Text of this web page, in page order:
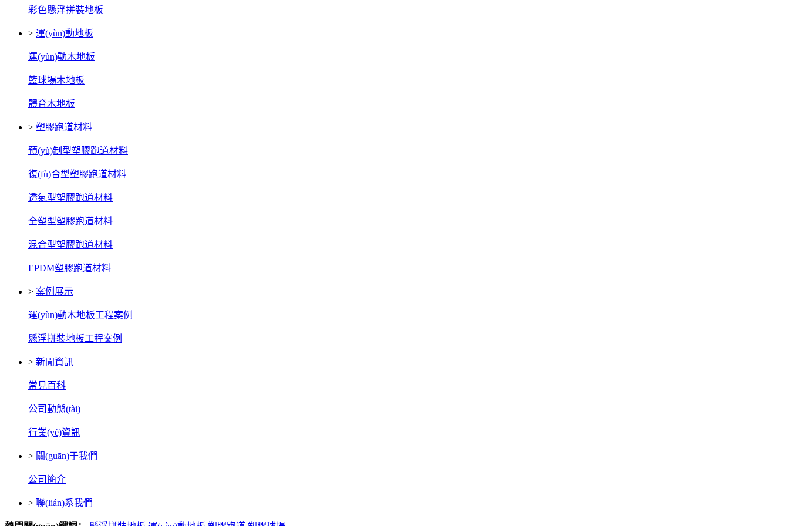
彩色懸浮拼裝地板
> 運(yùn)動地板
運(yùn)動木地板
籃球場木地板
體育木地板
> 塑膠跑道材料
預(yù)制型塑膠跑道材料
復(fù)合型塑膠跑道材料
透氣型塑膠跑道材料
全塑型塑膠跑道材料
混合型塑膠跑道材料
EPDM塑膠跑道材料
> 案例展示
運(yùn)動木地板工程案例
懸浮拼裝地板工程案例
> 新聞資訊
常見百科
公司動態(tài)
行業(yè)資訊
> 關(guān)于我們
公司簡介
> 聯(lián)系我們